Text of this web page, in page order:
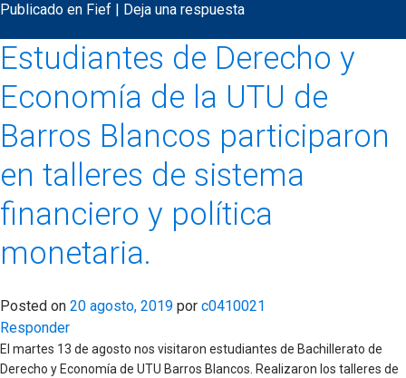
Publicado en Fief | Deja una respuesta
Estudiantes de Derecho y
Economía de la UTU de
Barros Blancos participaron
en talleres de sistema
financiero y política
monetaria.
Posted on 20 agosto, 2019 por c0410021
Responder
El martes 13 de agosto nos visitaron estudiantes de Bachillerato de
Derecho y Economía de UTU Barros Blancos. Realizaron los talleres de